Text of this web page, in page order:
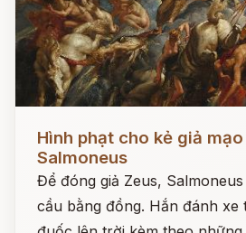
Hình phạt cho kẻ giả
Salmoneus
Để đóng giả Zeus,
cầu bằng đồng. Hắn đánh xe